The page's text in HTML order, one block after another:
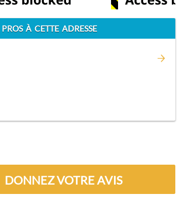
PROS À CETTE ADRESSE
DONNEZ VOTRE AVIS